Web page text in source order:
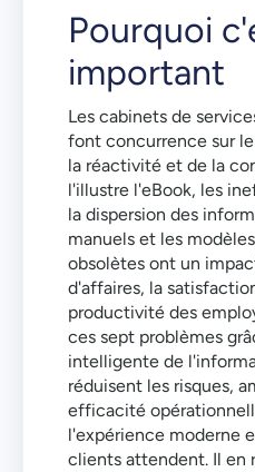
Pourquoi
important
Les cabinets de
font concurrence sur
la réactivité et de la
l'illustre l'eBook, les
la dispersion des
manuels et les
obsolètes ont un
d'affaires, la
productivité des
ces sept problèmes
intelligente de
réduisent les risques,
efficacité
l'expérience moderne
clients attendent. Il en